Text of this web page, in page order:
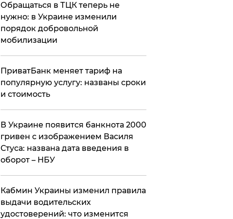
Обращаться в ТЦК теперь не
нужно: в Украине изменили
порядок добровольной
мобилизации
ПриватБанк меняет тариф на
популярную услугу: названы сроки
и стоимость
В Украине появится банкнота 2000
гривен с изображением Василя
Стуса: названа дата введения в
оборот – НБУ
Кабмин Украины изменил правила
выдачи водительских
удостоверений: что изменится